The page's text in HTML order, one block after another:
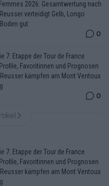
2026: Gesamtwertung nach
verteidigt Gelb, Longo
gut
0
7. Etappe der Tour de France
Favoritinnen und Prognosen
kämpfen am Mont Ventoux
0
7. Etappe der Tour de France
Favoritinnen und Prognosen
kämpfen am Mont Ventoux